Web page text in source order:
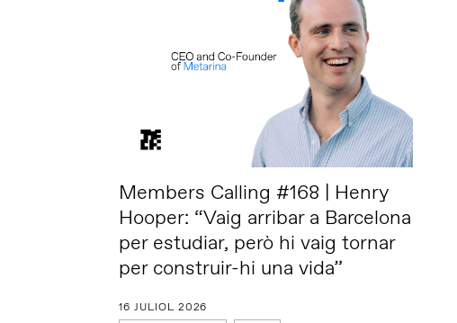
Members Calling #168 | Henry
Hooper: “Vaig arribar a Barcelona
per estudiar, però hi vaig tornar
per construir-hi una vida”
16 JULIOL 2026